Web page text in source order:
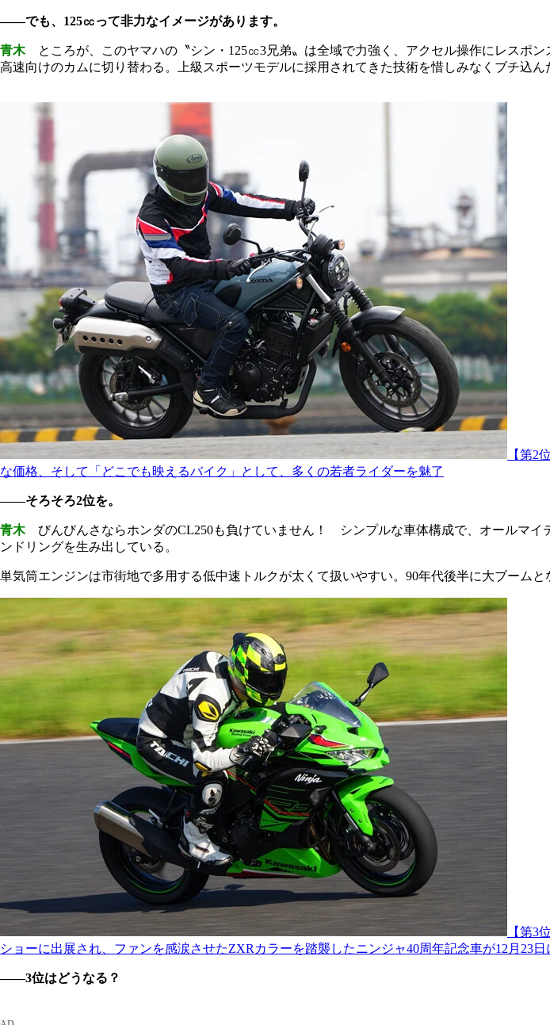
――でも、125㏄って非力なイメージがあります。
青木ところが、このヤマハの〝シン・125㏄3兄弟〟は全域で力強く、アクセル操作にレスポ
高速向けのカムに切り替わる。上級スポーツモデルに採用されてきた技術を惜しみなくブチ込ん
【第2
な価格、そして「どこでも映えるバイク」として、多くの若者ライダーを魅了
――そろそろ2位を。
青木びんびんさならホンダのCL250も負けていません！ シンプルな車体構成で、オールマイ
ンドリングを生み出している。
単気筒エンジンは市街地で多用する低中速トルクが太くて扱いやすい。90年代後半に大ブーム
【第3
ショーに出展され、ファンを感涙させたZXRカラーを踏襲したニンジャ40周年記念車が12月23日
――3位はどうなる？